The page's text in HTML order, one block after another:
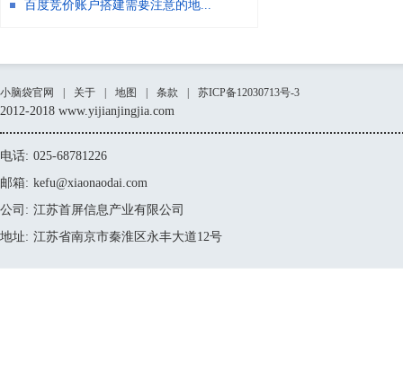
百度竞价账户搭建需要注意的地...
小脑袋官网 关于 地图 条款 苏ICP备12030713号-3
2012-2018 www.yijianjingjia.com
电话: 025-68781226
邮箱: kefu@xiaonaodai.com
公司: 江苏首屏信息产业有限公司
地址: 江苏省南京市秦淮区永丰大道12号